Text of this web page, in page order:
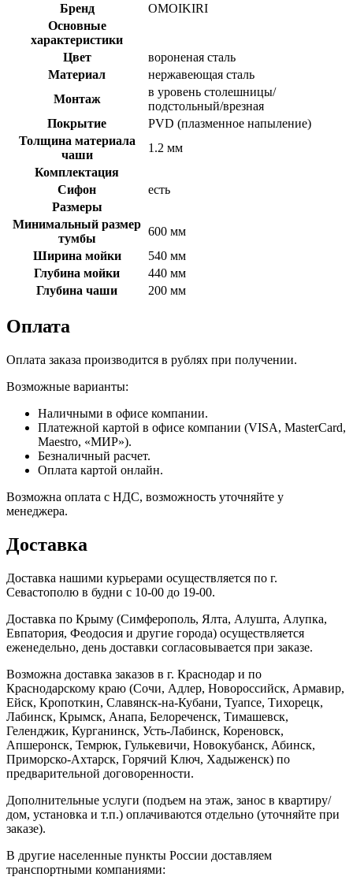
Бренд
OMOIKIRI
Основные
характеристики
Цвет
вороненая сталь
Материал
нержавеющая сталь
Монтаж
в уровень столешницы/
подстольный/врезная
Покрытие
PVD (плазменное напыление)
Толщина материала
чаши
1.2 мм
Комплектация
Сифон
есть
Размеры
Минимальный размер
тумбы
600 мм
Ширина мойки
540 мм
Глубина мойки
440 мм
Глубина чаши
200 мм
Оплата
Оплата заказа производится в рублях при получении.
Возможные варианты:
Наличными в офисе компании.
Платежной картой в офисе компании (VISA, MasterCard,
Maestro, «МИР»).
Безналичный расчет.
Оплата картой онлайн.
Возможна оплата с НДС, возможность уточняйте у
менеджера.
Доставка
Доставка нашими курьерами осуществляется по г.
Севастополю в будни с 10-00 до 19-00.
Доставка по Крыму (Симферополь, Ялта, Алушта, Алупка,
Евпатория, Феодосия и другие города) осуществляется
еженедельно, день доставки согласовывается при заказе.
Возможна доставка заказов в г. Краснодар и по
Краснодарскому краю (Сочи, Адлер, Новороссийск, Армавир,
Ейск, Кропоткин, Славянск-на-Кубани, Туапсе, Тихорецк,
Лабинск, Крымск, Анапа, Белореченск, Тимашевск,
Геленджик, Курганинск, Усть-Лабинск, Кореновск,
Апшеронск, Темрюк, Гулькевичи, Новокубанск, Абинск,
Приморско-Ахтарск, Горячий Ключ, Хадыженск) по
предварительной договоренности.
Дополнительные услуги (подъем на этаж, занос в квартиру/
дом, установка и т.п.) оплачиваются отдельно (уточняйте при
заказе).
В другие населенные пункты России доставляем
транспортными компаниями: